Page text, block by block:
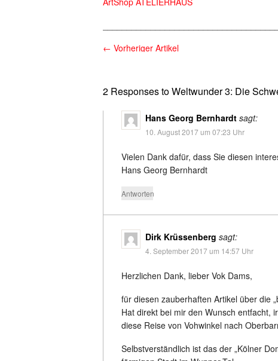
← Vorheriger Artikel
2 Responses to Weltwunder 3: Die
Hans Georg Bernhardt sagt:
10. August 2017 um 07:23 Uhr
Vielen Dank dafür, dass Sie diesen
Hans Georg Bernhardt
Antworten
Dirk Krüssenberg sagt:
4. September 2017 um 14:57 Uhr
Herzlichen Dank, lieber Vok Dams,
für diesen zauberhaften Artikel über die
Hat direkt bei mir den Wunsch entfacht,
diese Reise von Vohwinkel nach
Selbstverständlich ist das der „Kölner